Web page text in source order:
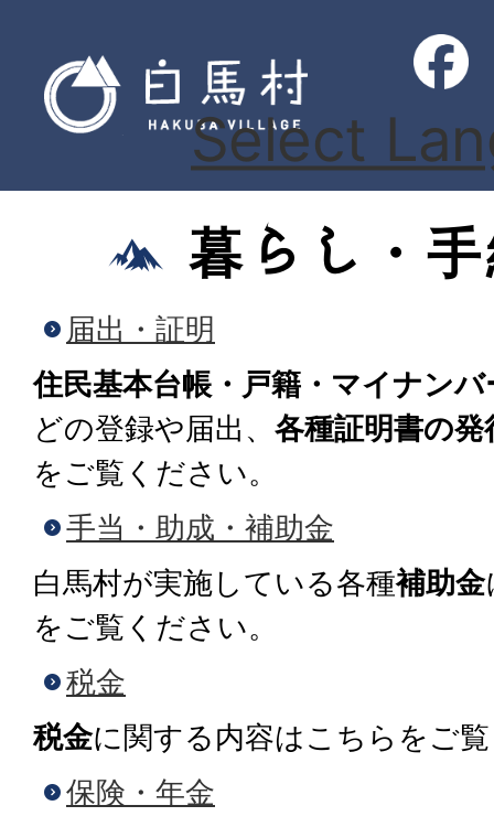
Select
暮らし・
届出・証明
住民基本台帳・戸籍・マイナン
どの登録や届出、 各種証明書の発
をご覧ください。
手当・助成・補助金
白馬村が実施している各種補助金
をご覧ください。
税金
税金に関する内容はこちらをご
保険・年金